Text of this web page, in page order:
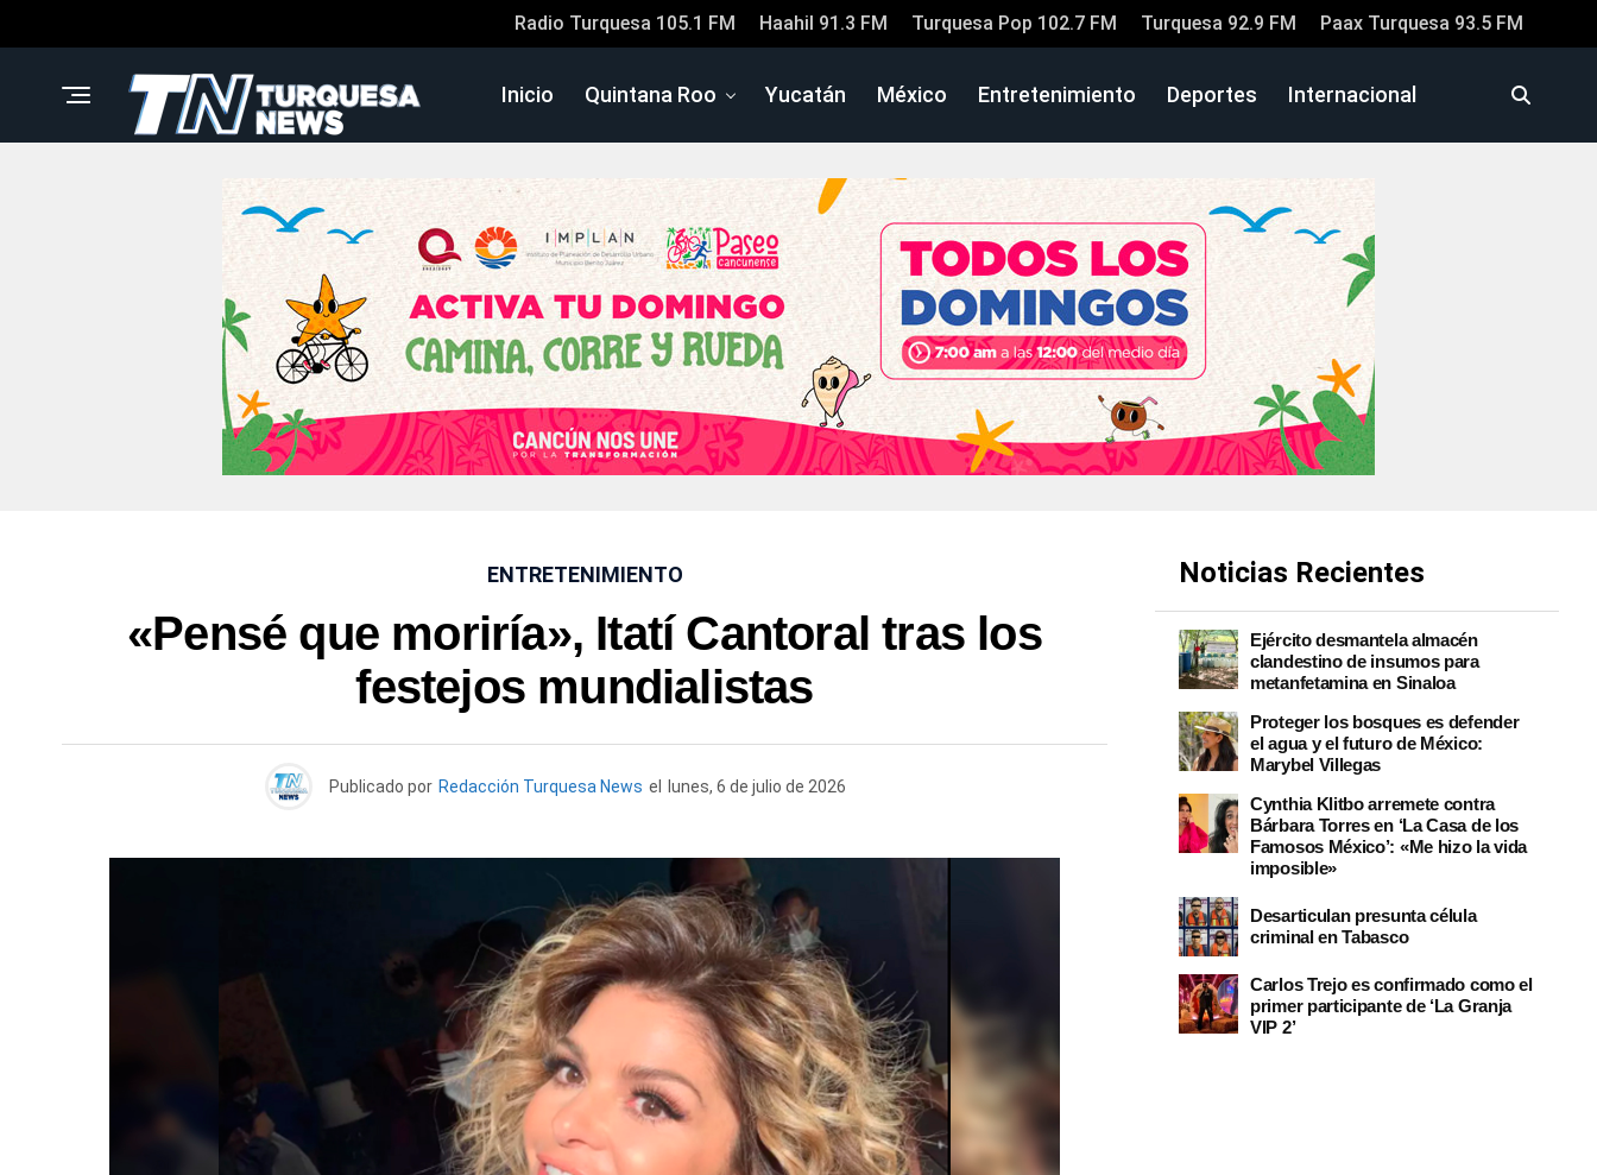
Radio Turquesa 105.1 FM Haahil 91.3 FM Turquesa Pop 102.7 FM Turquesa 92.9 FM Paax Turquesa 93.5 FM
Inicio Quintana Roo Yucatán México Entretenimiento Deportes Internacional
ENTRETENIMIENTO
«Pensé que moriría», Itatí Cantoral tras los
festejos mundialistas
Publicado por Redacción Turquesa News el lunes, 6 de julio de 2026
Noticias Recientes
Ejército desmantela almacén
clandestino de insumos para
metanfetamina en Sinaloa
Proteger los bosques es defender
el agua y el futuro de México:
Marybel Villegas
Cynthia Klitbo arremete contra
Bárbara Torres en ‘La Casa de los
Famosos México’: «Me hizo la vida
imposible»
Desarticulan presunta célula
criminal en Tabasco
Carlos Trejo es confirmado como el
primer participante de ‘La Granja
VIP 2’